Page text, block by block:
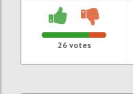
26votes